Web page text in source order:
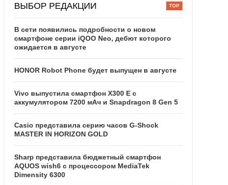
ВЫБОР РЕДАКЦИИ
В сети появились подробности о новом
смартфоне серии iQOO Neo, дебют которого
ожидается в августе
HONOR Robot Phone будет выпущен в августе
Vivo выпустила смартфон X300 E с
аккумулятором 7200 мАч и Snapdragon 8 Gen 5
Casio представила серию часов G-Shock
MASTER IN HORIZON GOLD
Sharp представила бюджетный смартфон
AQUOS wish6 с процессором MediaTek
Dimensity 6300